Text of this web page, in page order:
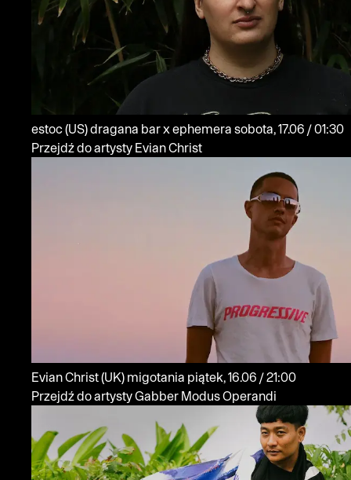
estoc (US)dragana bar x ephemera
sobota, 17.06 / 01:30
Przejdź do artysty Evian Christ
Evian Christ(UK) migotania
piątek, 16.06 / 21:00
Przejdź do artysty Gabber Modus Operandi